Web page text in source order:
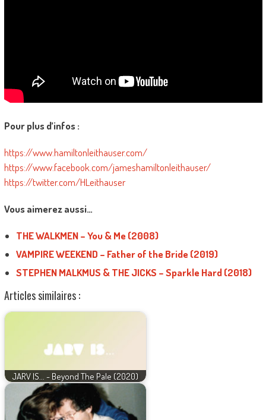
Pour plus d’infos :
https://www.hamiltonleithauser.com/
https://www.facebook.com/jameshamiltonleithauser/
https://twitter.com/HLeithauser
Vous aimerez aussi…
THE WALKMEN – You & Me (2008)
VAMPIRE WEEKEND – Father of the Bride (2019)
STEPHEN MALKMUS & THE JICKS – Sparkle Hard (2018)
Articles similaires :
JARV IS... - Beyond The Pale (2020)